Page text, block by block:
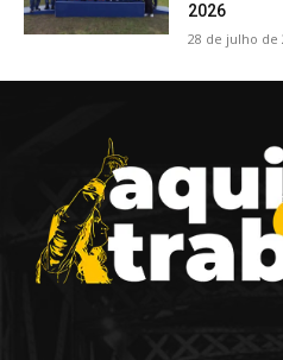
2026
28 de julho de